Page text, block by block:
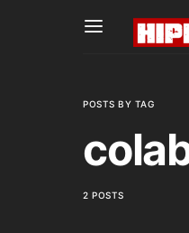
POSTS BY TAG
2 POSTS